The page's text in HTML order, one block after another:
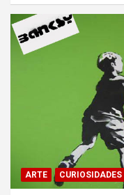
ARTE CURIOSIDADES